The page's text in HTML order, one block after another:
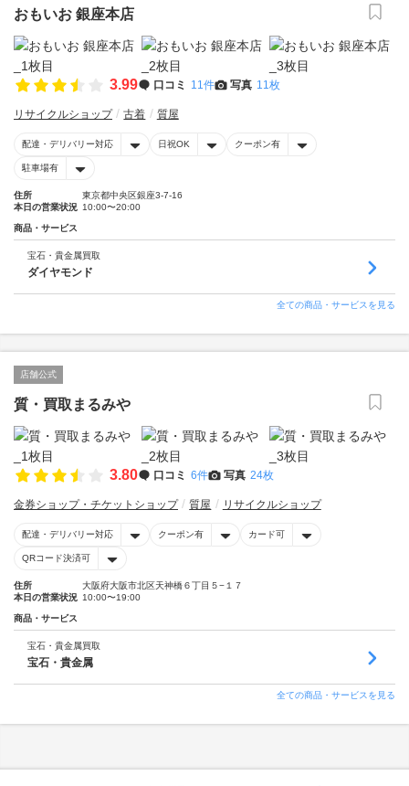
おもいお 銀座本店
3.99 口コミ 11件 写真 11枚
リサイクルショップ 古着 質屋
配達・デリバリー対応 日祝OK クーポン有
駐車場有
住所
東京都中央区銀座3-7-16
本日の営業状況 10:00〜20:00
商品・サービス
宝石・貴金属買取
ダイヤモンド
全ての商品・サービスを見る
店舗公式
質・買取まるみや
3.80 口コミ 6件 写真 24枚
金券ショップ・チケットショップ 質屋 リサイクルショップ
配達・デリバリー対応 クーポン有 カード可
QRコード決済可
住所
大阪府大阪市北区天神橋６丁目５−１７
本日の営業状況 10:00〜19:00
商品・サービス
宝石・貴金属買取
宝石・貴金属
全ての商品・サービスを見る